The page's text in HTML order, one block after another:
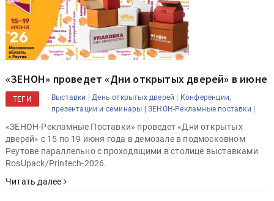
«ЗЕНОН» проведет «Дни открытых дверей» в июне
ТЕГИ Выставки | День открытых дверей |
Конференции,
презентации и семинары |
ЗЕНОН-Рекламные поставки |
«ЗЕНОН-Рекламные Поставки» проведет «Дни открытых
дверей» с 15 по 19 июня года в демозале в подмосковном
Реутове параллельно с проходящими в столице выставками
RosUpack/Printech-2026.
Читать далее